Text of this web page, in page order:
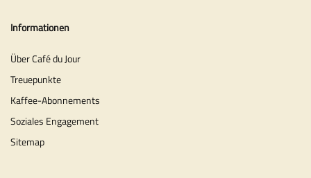
Informationen
Über Café du Jour
Treuepunkte
Kaffee-Abonnements
Soziales Engagement
Sitemap